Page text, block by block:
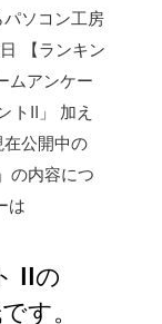
ソコン工房
【ランキン
ムアンケー
トII」 加え
公開中の
の内容につ
は
IIの
す。